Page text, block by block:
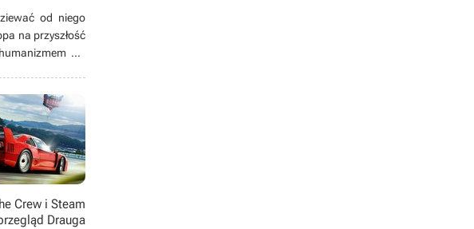
od niego
na przyszłość
niż
Crew i Steam
Drauga